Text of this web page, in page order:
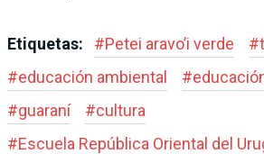
Etiquetas: #Petei aravo’i verde #
#educación ambiental #
#guaraní #cultura
#Escuela República Oriental del